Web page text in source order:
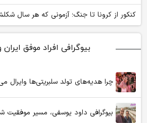
کنکور از کرونا تا جنگ؛ آزمونی که هر سال
بیوگرافی افراد موفق
چرا هدیه‌های تولد سلبریتی‌ها وایرال
بیوگرافی داود یوسفی، مسیر موفقیت